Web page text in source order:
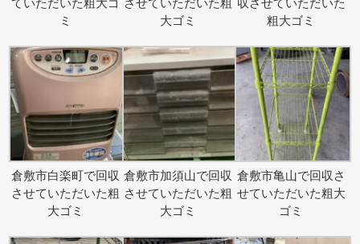
ていただいた粗大ゴ
ミ
させていただいた粗
大ゴミ
収させていただいた
粗大ゴミ
倉敷市白楽町で回収
させていただいた粗
大ゴミ
倉敷市加須山で回収
させていただいた粗
大ゴミ
倉敷市亀山で回収さ
せていただいた粗大
ゴミ